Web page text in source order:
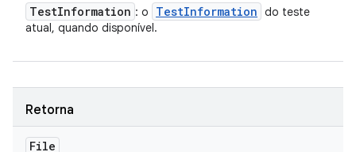
TestInformation : o TestInformation do teste
atual, quando disponível.
Retorna
File